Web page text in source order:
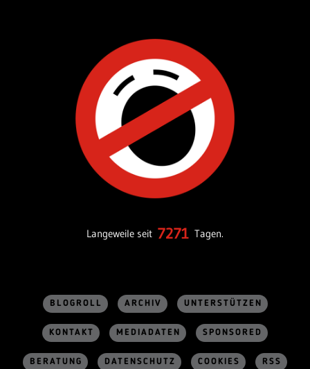
Langeweile seit 7271 Tagen.
BLOGROLL ARCHIV UNTERSTÜTZEN
KONTAKT MEDIADATEN SPONSORED
BERATUNG DATENSCHUTZ COOKIES RSS